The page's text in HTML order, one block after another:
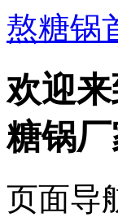
熬糖锅
欢迎
糖锅厂
页面导